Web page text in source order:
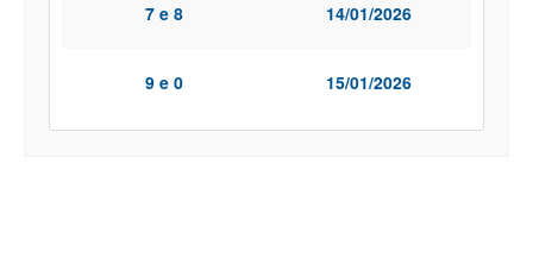
7 e 8 14/01/2026
9 e 0 15/01/2026